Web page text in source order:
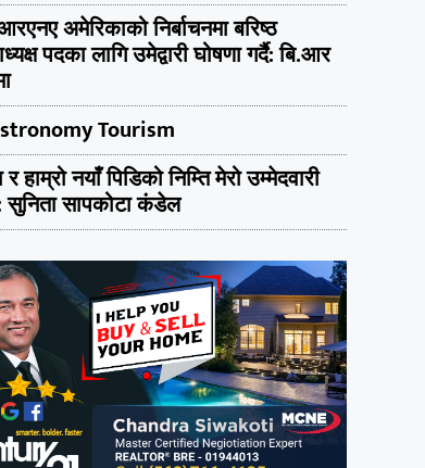
अमेरिकाको निर्बाचनमा बरिष्ठ
पदका लागि उमेद्वारी घोषणा गर्दै: बि.आर
Tourism
र हाम्रो नयाँ पिडिको निम्ति मेरो उम्मेदवारी
सुनिता सापकोटा कंडेल